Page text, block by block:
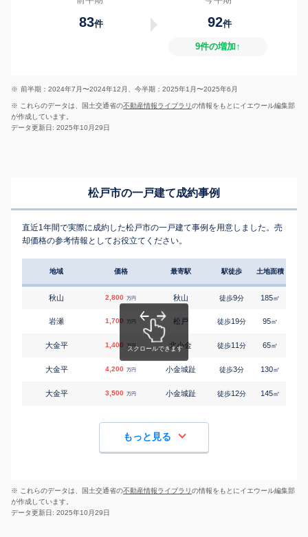
83件 92件
9件の増加↑
※ 前半期：2024年7月〜2024年12月、今半期：2025年1月〜2025年6月
※ これらのデータは、国土交通省の不動産情報ライブラリの情報をもとにイエウール編集部
が作成しています。
データ更新日: 2025年10月29日
松戸市の一戸建て成約事例
直近1年間で実際に成約した松戸市の一戸建て事例を用意しました。売
却価格の参考情報としてお役立てください。
地域 価格 最寄駅 駅徒歩 土地面積
秋山 2,800 万円 秋山 徒歩9分 185㎡
岩瀬 1,700 万円 松戸 徒歩19分 95㎡
大金平 1,400 万円 北小金 徒歩11分 65㎡
大金平 4,200 万円 小金城趾 徒歩3分 130㎡
大金平 3,500 万円 小金城趾 徒歩12分 145㎡
もっと見る
※ これらのデータは、国土交通省の不動産情報ライブラリの情報をもとにイエウール編集部
が作成しています。
データ更新日: 2025年10月29日